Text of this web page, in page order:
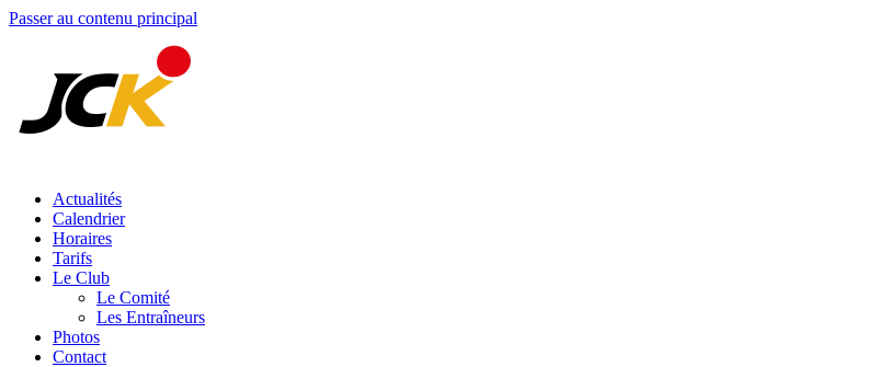
Passer au contenu principal
Actualités
Calendrier
Horaires
Tarifs
Le Club
Le Comité
Les Entraîneurs
Photos
Contact